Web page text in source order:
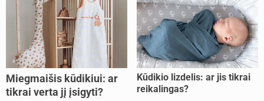
Miegmaišis kūdikiui: ar
tikrai verta jį įsigyti?
Kūdikio lizdelis: ar jis tikrai
reikalingas?